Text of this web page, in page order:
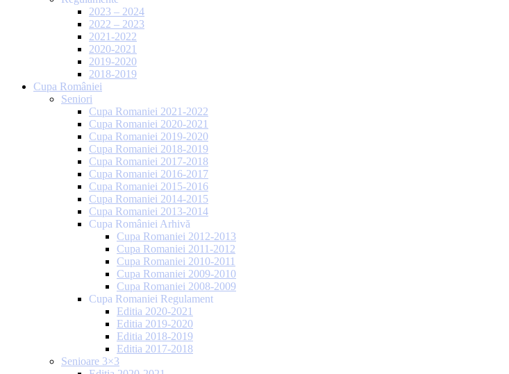
2023 – 2024
2022 – 2023
2021-2022
2020-2021
2019-2020
2018-2019
Cupa României
Seniori
Cupa Romaniei 2021-2022
Cupa Romaniei 2020-2021
Cupa Romaniei 2019-2020
Cupa Romaniei 2018-2019
Cupa Romaniei 2017-2018
Cupa Romaniei 2016-2017
Cupa Romaniei 2015-2016
Cupa Romaniei 2014-2015
Cupa Romaniei 2013-2014
Cupa României Arhivă
Cupa Romaniei 2012-2013
Cupa Romaniei 2011-2012
Cupa Romaniei 2010-2011
Cupa Romaniei 2009-2010
Cupa Romaniei 2008-2009
Cupa Romaniei Regulament
Editia 2020-2021
Editia 2019-2020
Editia 2018-2019
Editia 2017-2018
Senioare 3×3